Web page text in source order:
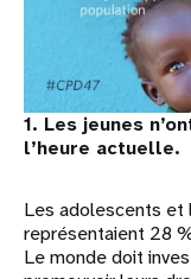
1. Les jeunes
l’heure actuelle.
Les adolescents et
représentaient 28
Le monde doit